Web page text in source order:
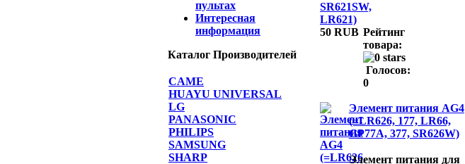
пультах
Интересная
информация
Каталог Производителей
CAME
HUAYU UNIVERSAL
LG
PANASONIC
PHILIPS
SAMSUNG
SHARP
50 RUB Рейтинг
товара:
Голосов:
0
Элемент питания AG4
(=LR626, 177, LR66,
GP77A, 377, SR626W)
Элемент питания для